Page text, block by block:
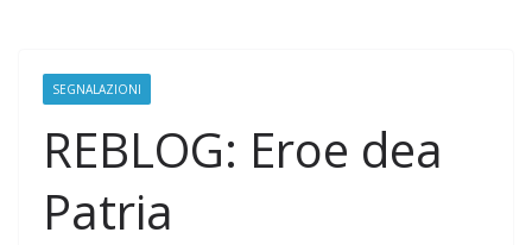
SEGNALAZIONI
REBLOG: Eroe dea
Patria